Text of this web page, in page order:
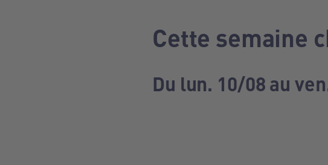
Cette semaine
Du lun. 10/08 au